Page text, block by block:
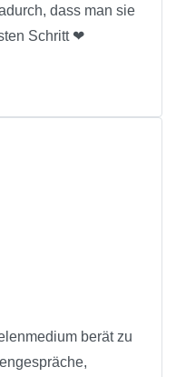
dass man sie
Schritt ❤
berät zu